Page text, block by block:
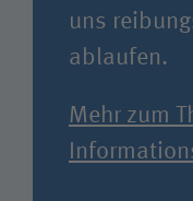
uns
ablaufen.
Mehr zum